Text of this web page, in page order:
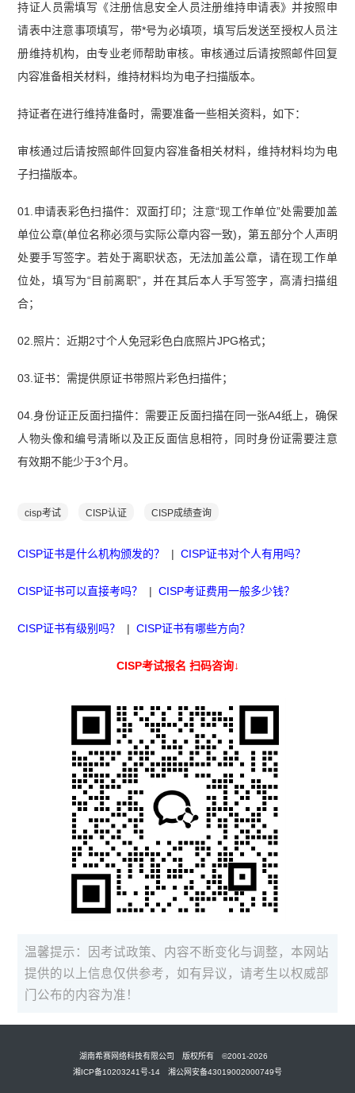
持证人员需填写《注册信息安全人员注册维持申请表》并按照申
请表中注意事项填写，带*号为必填项，填写后发送至授权人员注
册维持机构，由专业老师帮助审核。审核通过后请按照邮件回复
内容准备相关材料，维持材料均为电子扫描版本。
持证者在进行维持准备时，需要准备一些相关资料，如下：
审核通过后请按照邮件回复内容准备相关材料，维持材料均为电
子扫描版本。
01.申请表彩色扫描件：双面打印；注意“现工作单位”处需要加盖
单位公章(单位名称必须与实际公章内容一致)，第五部分个人声明
处要手写签字。若处于离职状态，无法加盖公章，请在现工作单
位处，填写为“目前离职”，并在其后本人手写签字，高清扫描组
合；
02.照片：近期2寸个人免冠彩色白底照片JPG格式；
03.证书：需提供原证书带照片彩色扫描件；
04.身份证正反面扫描件：需要正反面扫描在同一张A4纸上，确保
人物头像和编号清晰以及正反面信息相符，同时身份证需要注意
有效期不能少于3个月。
cisp考试 CISP认证 CISP成绩查询
CISP证书是什么机构颁发的？ |CISP证书对个人有用吗？
CISP证书可以直接考吗？ |CISP考证费用一般多少钱？
CISP证书有级别吗？ |CISP证书有哪些方向？
CISP考试报名 扫码咨询↓
温馨提示：因考试政策、内容不断变化与调整，本网站
提供的以上信息仅供参考，如有异议，请考生以权威部
门公布的内容为准！
湖南希赛网络科技有限公司 版权所有 ©2001-2026
湘ICP备10203241号-14 湘公网安备43019002000749号